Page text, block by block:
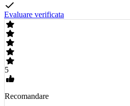
Evaluare verificata
5
Recomandare